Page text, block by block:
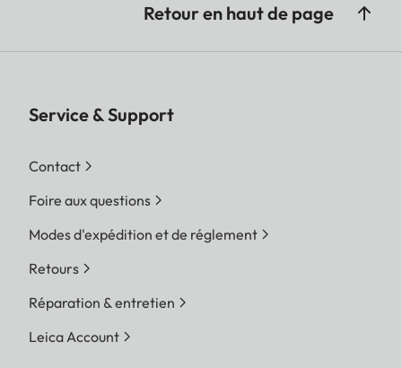
Retour en haut de page
Service & Support
Contact
Foire aux questions
Modes d'expédition et de réglement
Retours
Réparation & entretien
Leica Account